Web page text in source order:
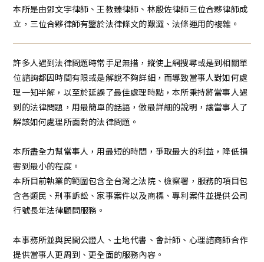
本所是由鄧文宇律師、王教臻律師、林殷佐律師三位合夥律師成
立，三位合夥律師有鑒於法律條文的艱澀、法條運用的複雜。
許多人遇到法律問題時常手足無措，縱使上網搜尋或是到相關單
位諮詢都因時間有限或是解說不夠詳細，而導致當事人對如何處
理一知半解，以至於延誤了最佳處理時點，本所秉持將當事人遇
到的法律問題，用最簡單的話語，做最詳細的說明，讓當事人了
解該如何處理所面對的法律問題。
本所盡全力幫當事人，用最短的時間，爭取最大的利益，降低損
害到最小的程度。
本所目前執業的範圍包含全台灣之法院、檢察署，服務的項目包
含各類民、刑事訴訟、家事案件以及商標、專利案件並提供公司
行號長年法律顧問服務。
本事務所並與民間公證人、土地代書、會計師、心理諮商師合作
提供當事人更周到、更全面的服務內容。